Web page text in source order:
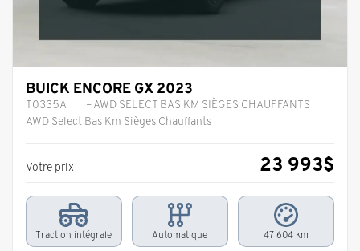
BUICK ENCORE GX 2023
T0335A
– AWD SELECT BAS KM SIÈGES CHAUFFANTS
AWD Select Bas Km Sièges Chauffants
Votre prix 23 993$
Traction intégrale Automatique 47 604 km